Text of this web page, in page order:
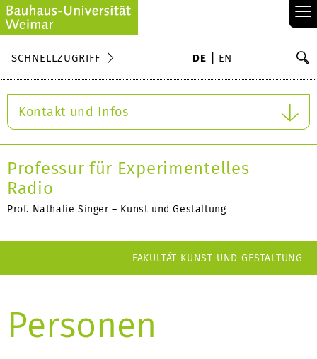
≡
SCHNELLZUGRIFF DE EN
Kontakt und Infos
Professur für Experimentelles
Radio
Prof. Nathalie Singer – Kunst und Gestaltung
FAKULTÄT KUNST UND GESTALTUNG
Personen